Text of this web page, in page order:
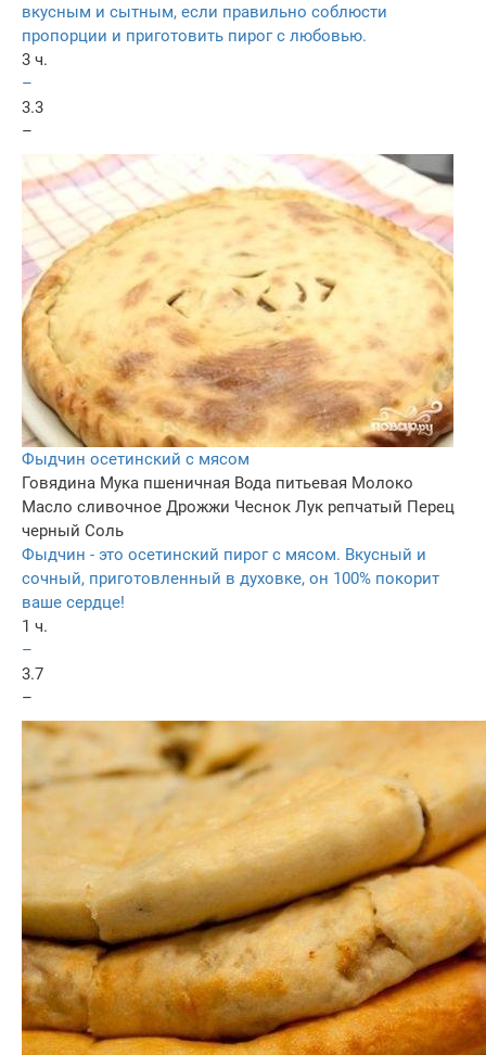
вкусным и сытным, если правильно соблюсти
пропорции и приготовить пирог с любовью.
3 ч.
–
3.3
–
Фыдчин осетинский с мясом
Говядина Мука пшеничная Вода питьевая Молоко
Масло сливочное Дрожжи Чеснок Лук репчатый Перец
черный Соль
Фыдчин - это осетинский пирог с мясом. Вкусный и
сочный, приготовленный в духовке, он 100% покорит
ваше сердце!
1 ч.
–
3.7
–